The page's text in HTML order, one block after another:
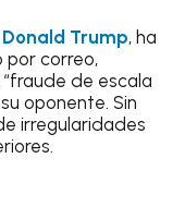
Trump, ha
correo,
de escala
oponente. Sin
irregularidades